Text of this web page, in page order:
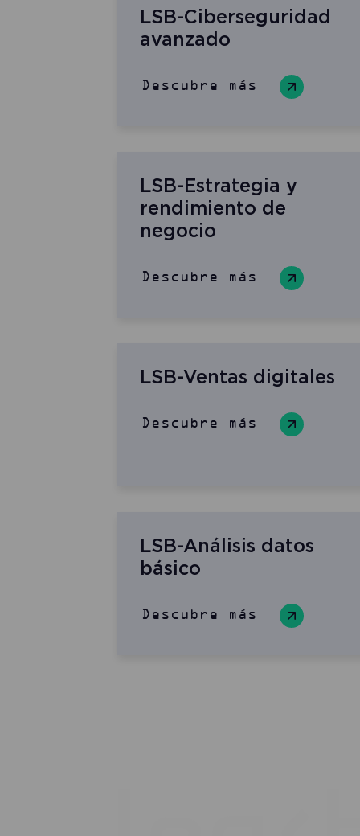
LSB-Ciberseguridad
avanzado
Descubre más
LSB-Estrategia y
rendimiento de
negocio
Descubre más
LSB-Ventas digitales
Descubre más
LSB-Análisis datos
básico
Descubre más